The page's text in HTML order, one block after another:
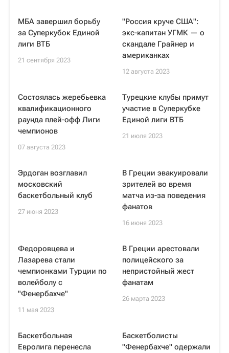
МБА завершил борьбу
за Суперкубок Единой
лиги ВТБ
21 сентября 2023
"Россия круче США":
экс-капитан УГМК — о
скандале Грайнер и
американках
12 августа 2023
Состоялась жеребьевка
квалификационного
раунда плей-офф Лиги
чемпионов
07 августа 2023
Турецкие клубы примут
участие в Суперкубке
Единой лиги ВТБ
21 июля 2023
Эрдоган возглавил
московский
баскетбольный клуб
27 июня 2023
В Греции эвакуировали
зрителей во время
матча из-за поведения
фанатов
16 июня 2023
Федоровцева и
Лазарева стали
чемпионками Турции по
волейболу с
"Фенербахче"
11 мая 2023
В Греции арестовали
полицейского за
непристойный жест
фанатам
26 марта 2023
Баскетбольная
Евролига перенесла
Баскетболисты
"Фенербахче" одержали